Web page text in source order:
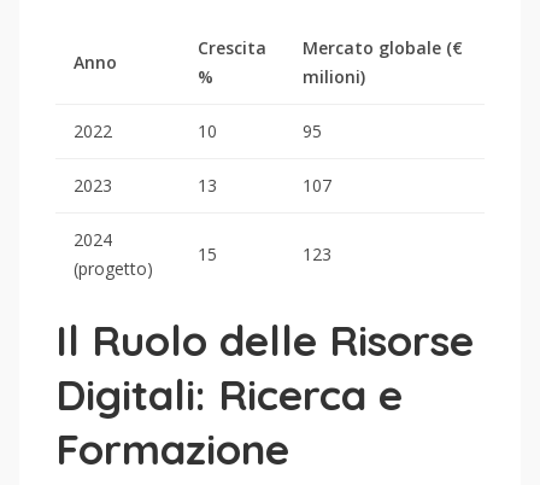
Anno
Crescita
%
Mercato globale (€
milioni)
2022 10 95
2023 13 107
2024
(progetto)
15 123
Il Ruolo delle Risorse
Digitali: Ricerca e
Formazione